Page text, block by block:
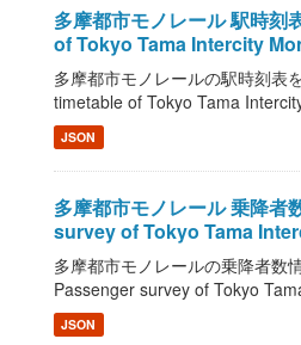
多摩都市モノレール 駅時
of Tokyo Tama Intercity
多摩都市モノレールの駅時刻表
timetable of Tokyo Tama
JSON
多摩都市モノレール 乗降者
survey of Tokyo Tama
多摩都市モノレールの乗降者数
Passenger survey of Tokyo
JSON